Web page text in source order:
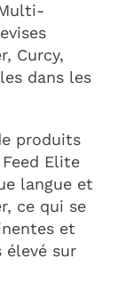
Curcy,
dans les
produits
Elite
langue et
ce qui se
et
élevé sur